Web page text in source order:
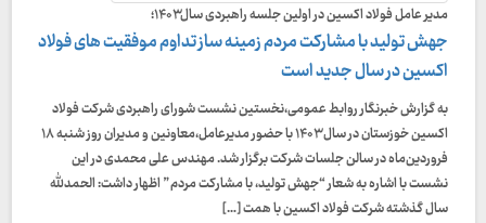
مدیر عامل فولاد اکسین در اولین جلسه راهبردی سال۱۴۰۳؛
جهش تولید با مشارکت مردم زمینه ساز تداوم موفقیت های فولاد
اکسین در سال جدید است
به گزارش خبرنگار روابط عمومی،نخستین نشست شورای راهبردی شرکت فولاد
اکسین خوزستان در سال ۱۴۰۳ با حضور مدیرعامل،معاونین و مدیران روز شنبه ۱۸
فروردین‌ماه در سالن جلسات شرکت برگزار شد. مهندس علی محمدی در این
نشست با اشاره به شعار “جهش تولید، با مشارکت مردم” اظهار داشت: الحمدلله
سال گذشته شرکت فولاد اکسین با همت […]